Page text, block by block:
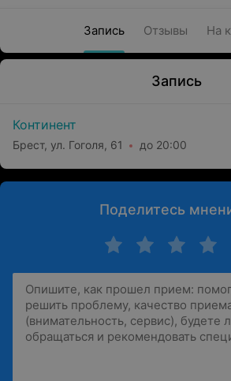
Запись Отзывы На
Запись
Континент
Брест, ул. Гоголя, 61 до 20:00
Поделитесь